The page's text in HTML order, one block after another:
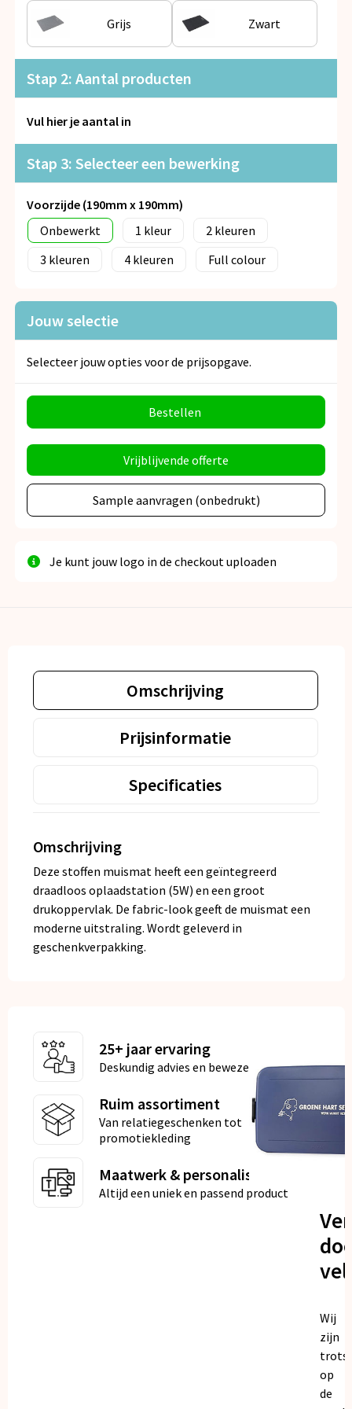
Snoepgoed
Spellen voor binnen en buiten
Veiligheid, Auto en Fiets
Vrije tijd en Strand
Anti-stress
Grijs Zwart
Stap 2: Aantal producten
Vul hier je aantal in
Stap 3: Selecteer een bewerking
Voorzijde (190mm x 190mm)
Onbewerkt
1
2
3
4 Full colour
Jouw selectie
Selecteer jouw opties voor de prijsopgave.
Bestellen
Vrijblijvende offerte
Sample aanvragen (onbedrukt)
Je kunt jouw logo in de checkout uploaden
Omschrijving
Prijsinformatie
Specificaties
Omschrijving
Deze stoffen muismat heeft een geïntegreerd
draadloos oplaadstation (5W) en een groot
drukoppervlak. De fabric-look geeft de muismat een
moderne uitstraling. Wordt geleverd in
geschenkverpakking.
25+ jaar ervaring
Deskundig advies en bewezen kwaliteit
Ruim assortiment
Van relatiegeschenken tot
promotiekleding
Maatwerk & personalisatie
Altijd een uniek en passend product
Wij
zijn
trots
op
de